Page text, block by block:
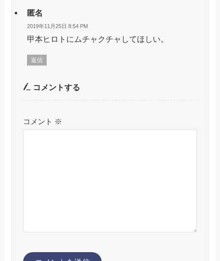
匿名
2019年11月25日 8:54 PM
甲本ヒロトにムチャクチャしてほしい。
返信
コメントする
コメント ※